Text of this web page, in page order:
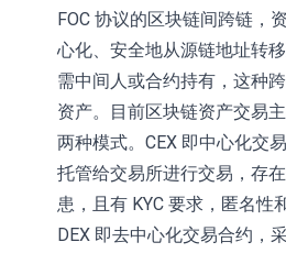
FOC 协议的区块链间跨链，
心化、安全地从源链地址转
需中间人或合约持有，这种
资产。目前区块链资产交易
两种模式。CEX 即中心化交
托管给交易所进行交易，存
患，且有 KYC 要求，匿名性
DEX 即去中心化交易合约，